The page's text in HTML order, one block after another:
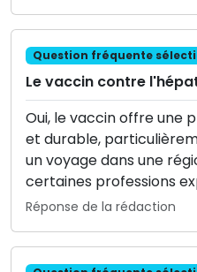
Question fréquente
Le vaccin contre
Oui, le vaccin offre une
et durable,
un voyage dans une
certaines professions
Réponse de la rédaction